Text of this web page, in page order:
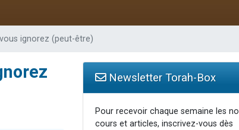
ignorez (peut-être)
Newsletter Torah-Box
Pour recevoir chaque semaine les
cours et articles, inscrivez-vous dès